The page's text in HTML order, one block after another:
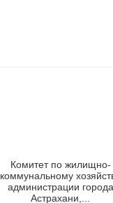
Комитет по жилищно-
коммунальному
администрации города
Астрахани,...